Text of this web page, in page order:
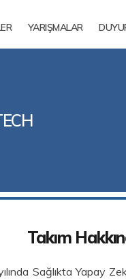
YARIŞMALAR
Takım
Sağlıkta Yapay